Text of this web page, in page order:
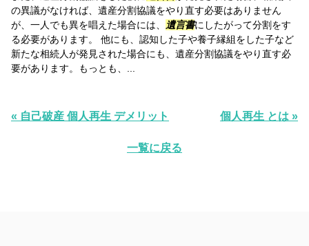
の異議がなければ、遺産分割協議をやり直す必要はありません
が、一人でも異を唱えた場合には、
遺言書にしたがって分割をす
る必要があります。 他にも、認知した子や養子縁組をした子など
新たな相続人が発見された場合にも、遺産分割協議をやり直す必
要があります。もっとも、...
« 自己破産 個人再生 デメリット 個人再生 とは »
一覧に戻る